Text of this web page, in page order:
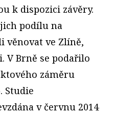
k dispozici závěry.
podílu na
věnovat ve Zlíně,
V Brně se podařilo
záměru
Studie
v červnu 2014